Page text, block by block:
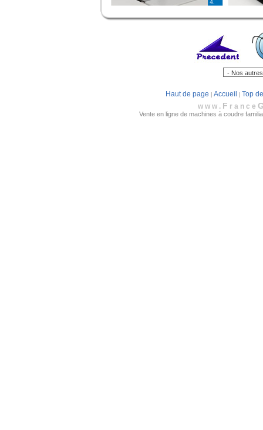
Haut de page Accueil
Top
www. F rance
Vente en ligne de machines à coudre